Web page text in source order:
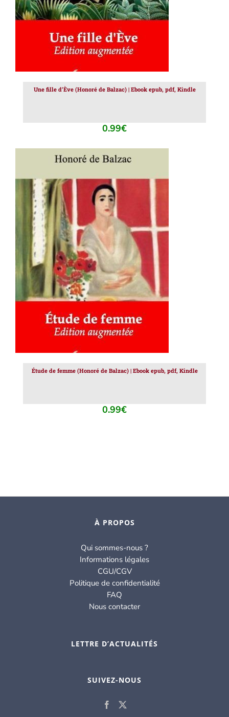
Une fille d’Ève (Honoré de Balzac) | Ebook epub, pdf, Kindle
0.99€
AJOUTER AU PANIER / DÉTAILS
Étude de femme (Honoré de Balzac) | Ebook epub, pdf, Kindle
0.99€
À PROPOS
Qui sommes-nous ?
Informations légales
CGU/CGV
Politique de confidentialité
FAQ
Nous contacter
LETTRE D’ACTUALITÉS
SUIVEZ-NOUS